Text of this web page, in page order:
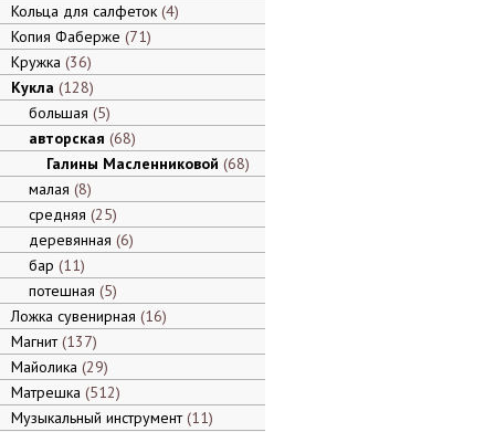
Кольца для салфеток 4
Копия Фаберже 71
Кружка 36
Кукла 128
большая 5
авторская 68
Галины Масленниковой 68
малая 8
средняя 25
деревянная 6
бар 11
потешная 5
Ложка сувенирная 16
Магнит 137
Майолика 29
Матрешка 512
Музыкальный инструмент 11